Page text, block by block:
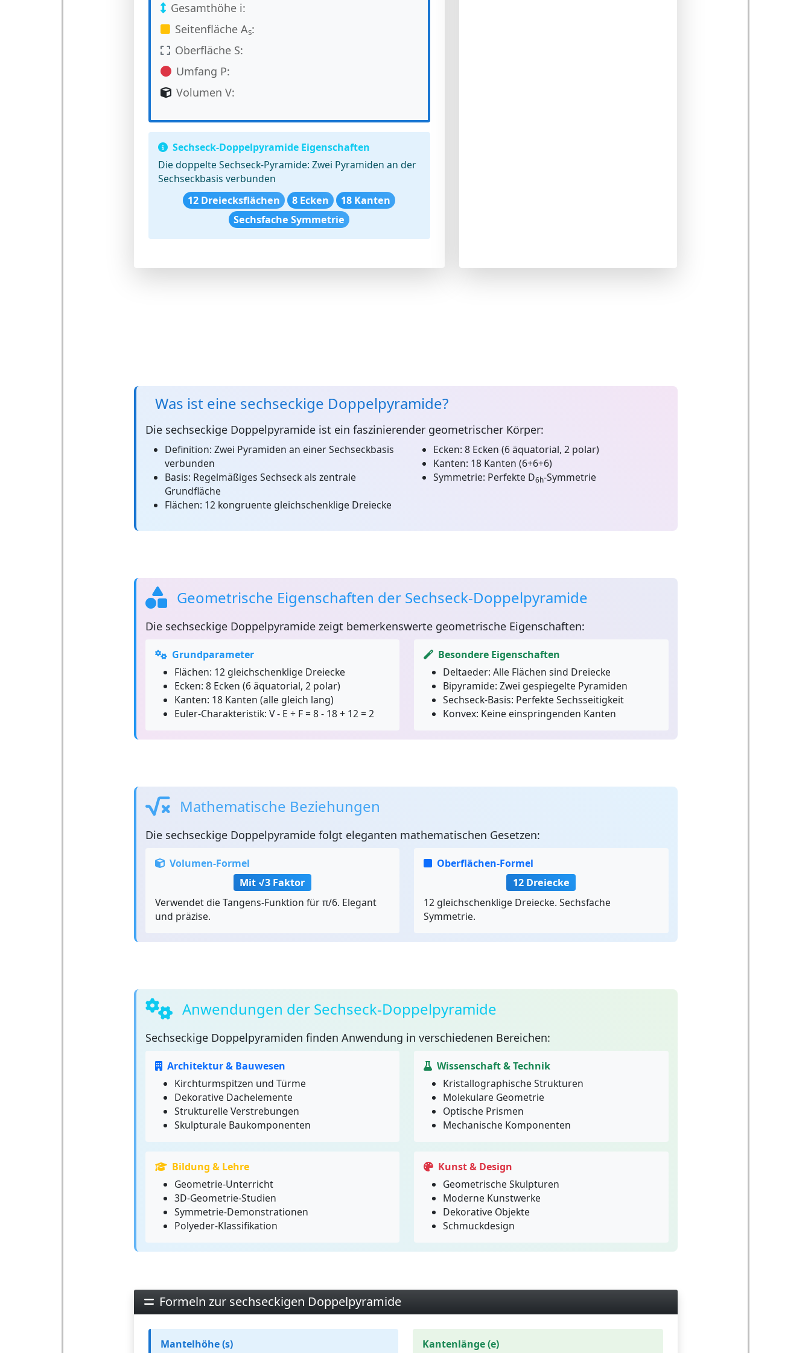
Gesamthöhe i:
Seitenfläche As:
Oberfläche S:
Umfang P:
Volumen V:
Sechseck-Doppelpyramide Eigenschaften
Die doppelte Sechseck-Pyramide: Zwei Pyramiden an der
Sechseckbasis verbunden
12 Dreiecksflächen
8 Ecken
18 Kanten
Sechsfache Symmetrie
Was ist eine sechseckige Doppelpyramide?
Die sechseckige Doppelpyramideist ein faszinierender geometrischer Körper:
Definition: Zwei Pyramiden an einer Sechseckbasis
verbunden
Basis: Regelmäßiges Sechseck als zentrale
Grundfläche
Flächen: 12 kongruente gleichschenklige Dreiecke
Ecken: 8 Ecken (6 äquatorial, 2 polar)
Kanten: 18 Kanten (6+6+6)
Symmetrie: Perfekte D6h-Symmetrie
Geometrische Eigenschaften der Sechseck-Doppelpyramide
Die sechseckige Doppelpyramidezeigt bemerkenswerte geometrische Eigenschaften:
Grundparameter
Flächen: 12 gleichschenklige Dreiecke
Ecken: 8 Ecken (6 äquatorial, 2 polar)
Kanten: 18 Kanten (alle gleich lang)
Euler-Charakteristik: V - E + F = 8 - 18 + 12 = 2
Besondere Eigenschaften
Deltaeder: Alle Flächen sind Dreiecke
Bipyramide: Zwei gespiegelte Pyramiden
Sechseck-Basis: Perfekte Sechsseitigkeit
Konvex: Keine einspringenden Kanten
Mathematische Beziehungen
Die sechseckige Doppelpyramidefolgt eleganten mathematischen Gesetzen:
Volumen-Formel
Mit √3 Faktor
Verwendet die Tangens-Funktion für π/6. Elegant
und präzise.
Oberflächen-Formel
12 Dreiecke
12 gleichschenklige Dreiecke. Sechsfache
Symmetrie.
Anwendungen der Sechseck-Doppelpyramide
Sechseckige Doppelpyramiden finden Anwendung in verschiedenen Bereichen:
Architektur & Bauwesen
Kirchturmspitzen und Türme
Dekorative Dachelemente
Strukturelle Verstrebungen
Skulpturale Baukomponenten
Wissenschaft & Technik
Kristallographische Strukturen
Molekulare Geometrie
Optische Prismen
Mechanische Komponenten
Bildung & Lehre
Geometrie-Unterricht
3D-Geometrie-Studien
Symmetrie-Demonstrationen
Polyeder-Klassifikation
Kunst & Design
Geometrische Skulpturen
Moderne Kunstwerke
Dekorative Objekte
Schmuckdesign
Formeln zur sechseckigen Doppelpyramide
Mantelhöhe (s) Kantenlänge (e)